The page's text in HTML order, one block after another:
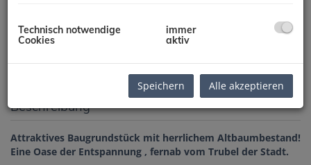
Beschreibung
Attraktives Baugrundstück mit herrlichem Altbaumbestand!
Eine Oase der Entspannung , fernab vom Trubel der Stadt.
Technisch notwendige
Cookies
immer
aktiv
Speichern Alle akzeptieren